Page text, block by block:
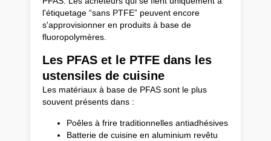
l'étiquetage “sans PTFE” peuvent encore
s'approvisionner en produits à base de
fluoropolymères.
Les PFAS et le PTFE dans les
ustensiles de cuisine
Les matériaux à base de PFAS sont le plus
souvent présents dans :
Poêles à frire traditionnelles antiadhésives
Batterie de cuisine en aluminium revêtu